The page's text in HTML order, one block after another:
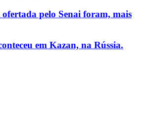
pelo Senai foram, mais
em Kazan, na Rússia.